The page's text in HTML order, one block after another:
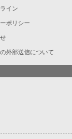
イン
ポリシー
外部送信について